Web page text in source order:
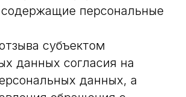
персональные
субъектом
данных согласия на
данных, а